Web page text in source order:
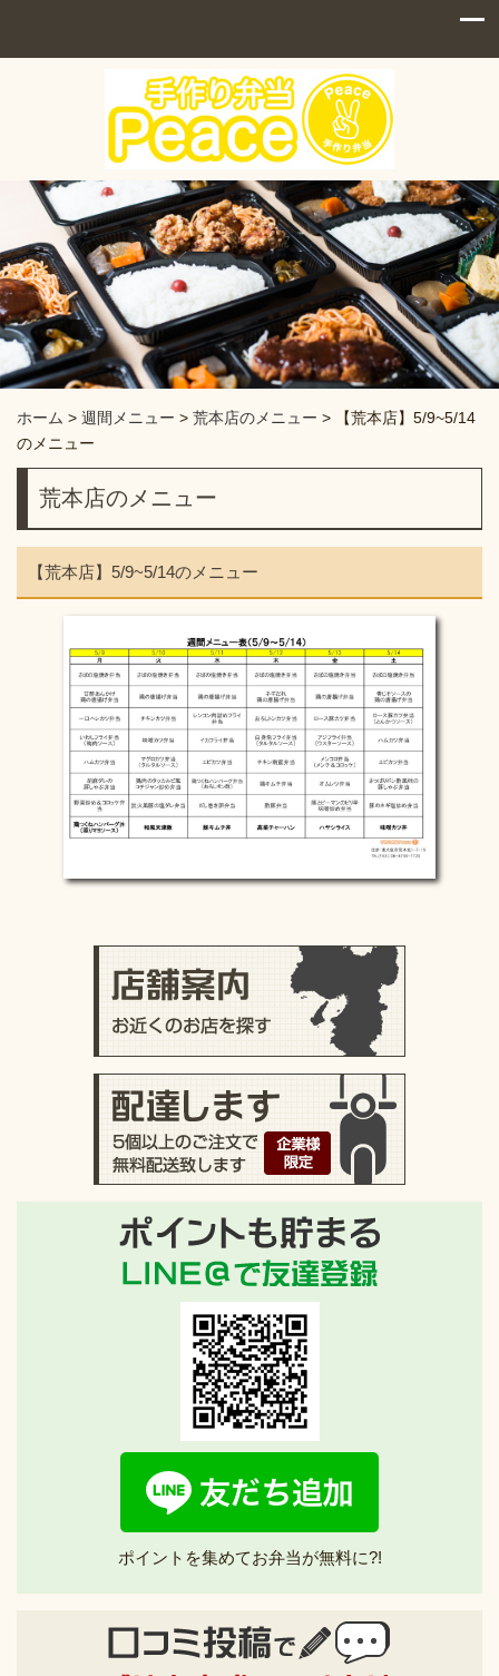
ホーム > 週間メニュー > 荒本店のメニュー >
【荒本店】5/9~5/14
のメニュー
荒本店のメニュー
【荒本店】5/9~5/14のメニュー
ポイントを集めてお弁当が無料に?!